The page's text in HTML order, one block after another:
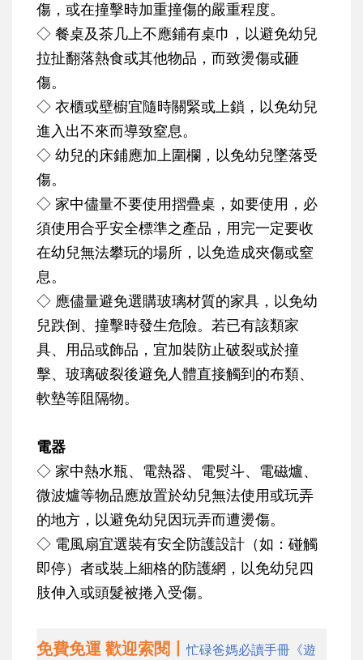
傷，或在撞擊時加重撞傷的嚴重程度。
◇ 餐桌及茶几上不應鋪有桌巾，以避免幼兒
拉扯翻落熱食或其他物品，而致燙傷或砸
傷。
◇ 衣櫃或壁櫥宜隨時關緊或上鎖，以免幼兒
進入出不來而導致窒息。
◇ 幼兒的床鋪應加上圍欄，以免幼兒墜落受
傷。
◇ 家中儘量不要使用摺疊桌，如要使用，必
須使用合乎安全標準之產品，用完一定要收
在幼兒無法攀玩的場所，以免造成夾傷或窒
息。
◇ 應儘量避免選購玻璃材質的家具，以免幼
兒跌倒、撞擊時發生危險。若已有該類家
具、用品或飾品，宜加裝防止破裂或於撞
擊、玻璃破裂後避免人體直接觸到的布類、
軟墊等阻隔物。
電器
◇ 家中熱水瓶、電熱器、電熨斗、電磁爐、
微波爐等物品應放置於幼兒無法使用或玩弄
的地方，以避免幼兒因玩弄而遭燙傷。
◇ 電風扇宜選裝有安全防護設計（如：碰觸
即停）者或裝上細格的防護網，以免幼兒四
肢伸入或頭髮被捲入受傷。
免費免運 歡迎索閱丨忙碌爸媽必讀手冊《遊